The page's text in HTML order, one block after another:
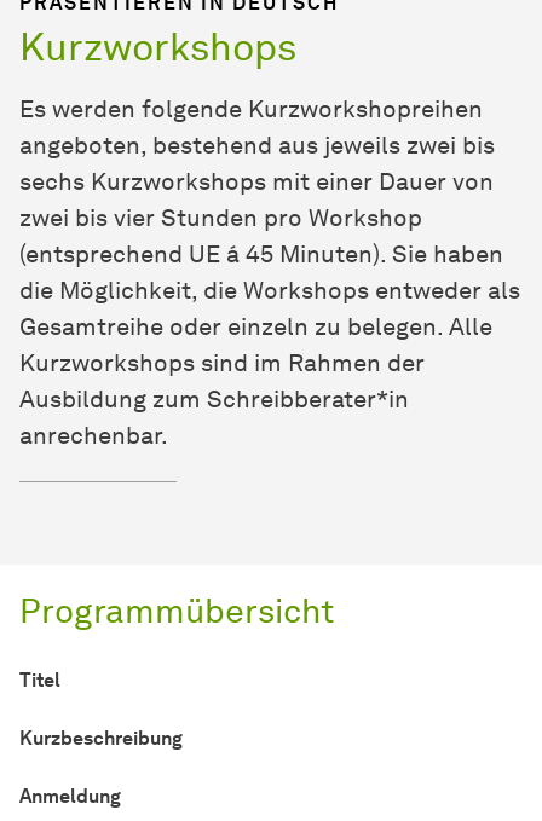
Kurzworkshops
Es werden folgende Kurzworkshopreihen
angeboten, bestehend aus jeweils zwei bis
sechs Kurzworkshops mit einer Dauer von
zwei bis vier Stunden pro Workshop
(entsprechend UE á 45 Minuten). Sie haben
die Möglichkeit, die Workshops entweder als
Gesamtreihe oder einzeln zu belegen. Alle
Kurzworkshops sind im Rahmen der
Ausbildung zum Schreibberater*in
anrechenbar.
Programmübersicht
Titel
Kurzbeschreibung
Anmeldung